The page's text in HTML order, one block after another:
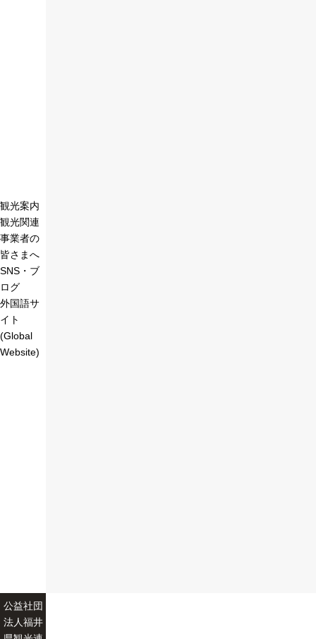
観光案内
観光関連
事業者の
皆さまへ
SNS・ブ
ログ
外国語サ
イト
(Global
Website)
公益社団
法人福井